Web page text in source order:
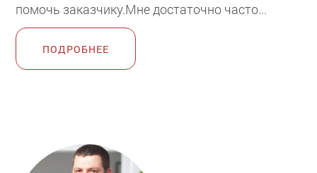
помочь заказчику.Мне достаточно часто...
ПОДРОБНЕЕ